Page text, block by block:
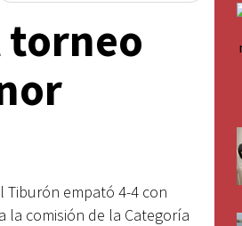
torneo
Tiburón empató 4-4 con
la comisión de la Categoría